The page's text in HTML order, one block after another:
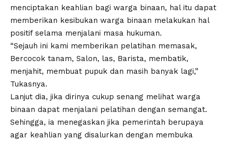
menciptakan keahlian bagi warga binaan, hal itu dapat
memberikan kesibukan warga binaan melakukan hal
positif selama menjalani masa hukuman.
“Sejauh ini kami memberikan pelatihan memasak,
Bercocok tanam, Salon, las, Barista, membatik,
menjahit, membuat pupuk dan masih banyak lagi,”
Tukasnya.
Lanjut dia, jika dirinya cukup senang melihat warga
binaan dapat menjalani pelatihan dengan semangat.
Sehingga, ia menegaskan jika pemerintah berupaya
agar keahlian yang disalurkan dengan membuka